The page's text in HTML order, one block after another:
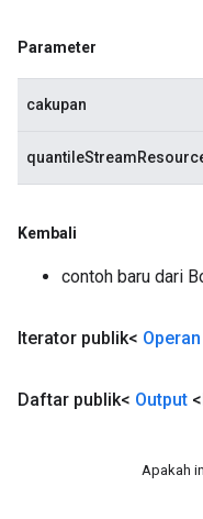
Parameter
cakupan
Kembali
contoh baru dari
Iterator publik< Operan
Daftar publik< Output
Apakah